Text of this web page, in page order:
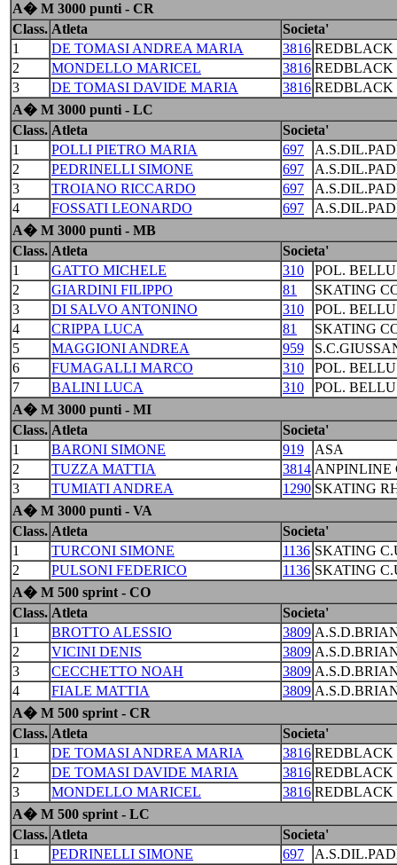
A� M 3000 punti - CR
Class. Atleta
Societa'
1
DE TOMASI ANDREA MARIA 3816 REDBLACK
2
MONDELLO MARICEL 3816 REDBLACK
3
DE TOMASI DAVIDE MARIA 3816 REDBLACK
A� M 3000 punti - LC
Class. Atleta
Societa'
1
POLLI PIETRO MARIA 697
2
PEDRINELLI SIMONE 697
3
TROIANO RICCARDO 697
4
FOSSATI LEONARDO 697
A� M 3000 punti - MB
Class. Atleta
Societa'
1
GATTO MICHELE 310
POL.
2
GIARDINI FILIPPO 81
SKATING
3
DI SALVO ANTONINO 310
POL.
4
CRIPPA LUCA 81
SKATING
5
MAGGIONI ANDREA 959
6
FUMAGALLI MARCO 310
POL.
7
BALINI LUCA 310
POL.
A� M 3000 punti - MI
Class. Atleta
Societa'
1
BARONI SIMONE 919
ASA
2
TUZZA MATTIA 3814 ANPINLINE
3
TUMIATI ANDREA 1290 SKATING
A� M 3000 punti - VA
Class. Atleta
Societa'
1
TURCONI SIMONE 1136 SKATING
2
PULSONI FEDERICO 1136 SKATING
A� M 500 sprint - CO
Class. Atleta
Societa'
1
BROTTO ALESSIO 3809
2
VICINI DENIS 3809
3
CECCHETTO NOAH 3809
4
FIALE MATTIA 3809
A� M 500 sprint - CR
Class. Atleta
Societa'
1
DE TOMASI ANDREA MARIA 3816 REDBLACK
2
DE TOMASI DAVIDE MARIA 3816 REDBLACK
3
MONDELLO MARICEL 3816 REDBLACK
A� M 500 sprint - LC
Class. Atleta
Societa'
1
PEDRINELLI SIMONE 697